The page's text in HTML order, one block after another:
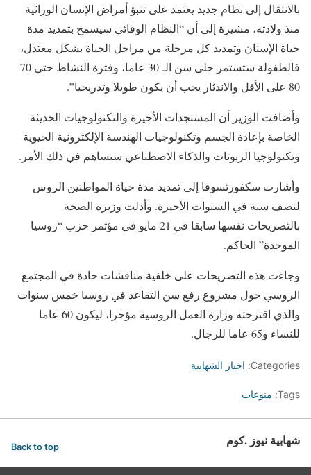
بالانتقال إلى نظام جديد يعتمد على تنبؤ أمراض الإنسان الوراثية
منذ ولادته، مشيرة إلى أن “النظام الوقائي سيسمح بتمديد مدة
حياة الإسنان وتمديد كل مرحلة من مراحل الحياة بشكل معتدل،
فالطفولة ستستمر حلى سن الـ 30 عاما، وفترة النشاط حتى 70-
80 على الأقل والاندثار يجب أن يكون طويلا وتدريجيا”.
وأضافت الوزير أن المستجدات الأخيرة والتكنولوجيات الحديثة
الخاصة بإعادة الجسم وتكنولوجيات الهندسة الإلكترونية الحيوية
وتكنولوجيا الربوتات والذكاء الاصطناعي ستساهم في ذلك الأمر.
وأشارت سكفورتسوفا إلى تمديد مدة حياة المواطنين الروس
لنصف سنة في السنوات الأخيرة. وأدلت وزيرة الصحة
بالتصريحات نفسها سابقا في 21 مايو في مؤتمر حزب “روسيا
الموحدة” الحاكم.
وجاءت هذه التصريحات على خلفية مناقشات حادة في المجتمع
الروسي حول مشروع رفع سن التقاعد في روسيا خمس سنوات
والذي اقترحته وزارة العمل الروسية مؤخرا، ليكون 60 عاما
للنساء و65 عاما للرجال.
Categories: اخبار الشهابية
Tags: منوعات
شهابية نيوز .كوم Back to top